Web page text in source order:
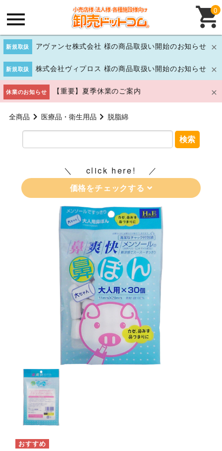
新規取扱 アヴァンセ株式会社 様の商品取扱い開始のお知らせ
新規取扱 株式会社ヴィプロス 様の商品取扱い開始のお知らせ
休業のお知らせ 【重要】夏季休業のご案内
0
全商品 医療品・衛生用品 脱脂綿
検索
click here!
価格をチェックする